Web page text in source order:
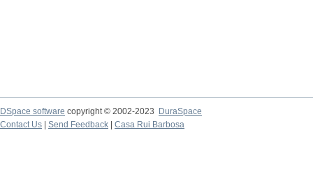
DSpace software copyright © 2002-2023
DuraSpace
Contact Us
Send Feedback Casa Rui Barbosa